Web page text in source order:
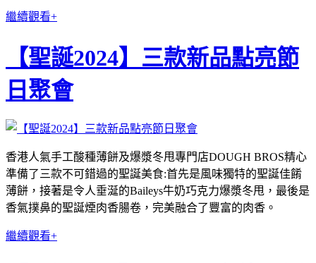
繼續觀看+
【聖誕2024】三款新品點亮節
日聚會
香港人氣手工酸種薄餅及爆漿冬甩專門店DOUGH BROS精心
準備了三款不可錯過的聖誕美食:首先是風味獨特的聖誕佳餚
薄餅，接著是令人垂涎的Baileys牛奶巧克力爆漿冬甩，最後是
香氣撲鼻的聖誕煙肉香腸卷，完美融合了豐富的肉香。
繼續觀看+